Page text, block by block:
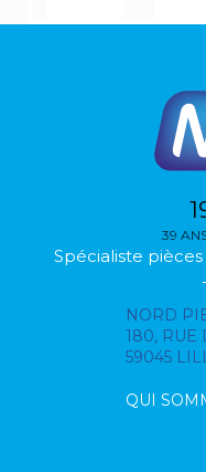
39
Spécialiste
NORD
180, RUE
59045
QUI